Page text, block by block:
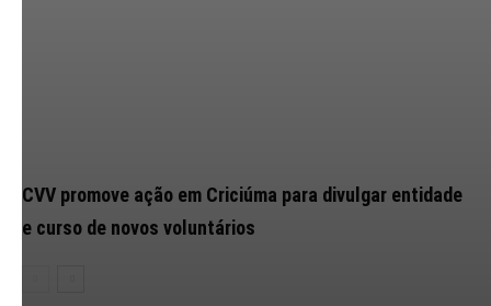
CVV promove ação em Criciúma para divulgar entidade
e curso de novos voluntários